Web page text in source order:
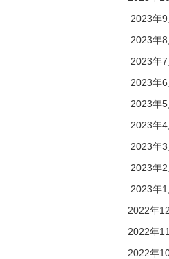
2023年9
2023年8
2023年7
2023年6
2023年5
2023年4
2023年3
2023年2
2023年1
2022年
2022年
2022年